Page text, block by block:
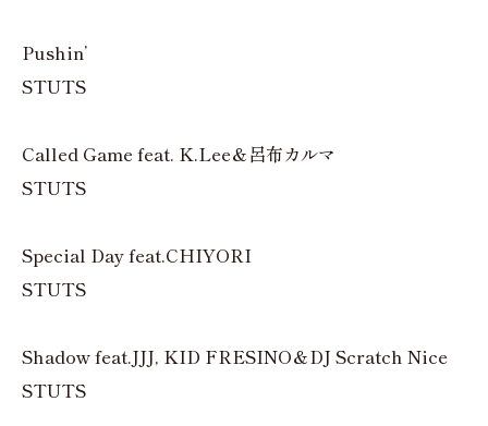
Pushin’
STUTS
Called Game feat. K.Lee＆呂布カルマ
STUTS
Special Day feat.CHIYORI
STUTS
Shadow feat.JJJ, KID FRESINO＆DJ Scratch Nice
STUTS